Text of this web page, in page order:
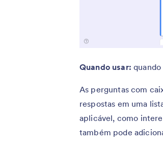
Quando usar:
As perguntas com
respostas em uma
aplicável, como
também pode